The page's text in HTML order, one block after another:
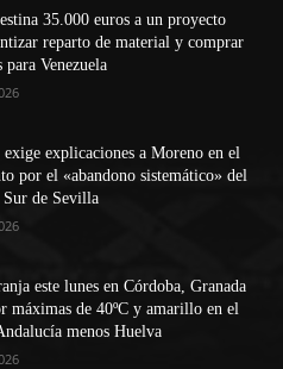
35.000 euros a un proyecto
reparto de material y comprar
para Venezuela
explicaciones a Moreno en el
por el «abandono sistemático» del
de Sevilla
este lunes en Córdoba, Granada
máximas de 40ºC y amarillo en el
menos Huelva